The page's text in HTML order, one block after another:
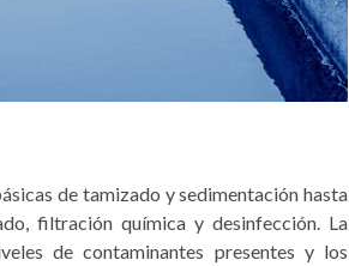
de tamizado y sedimentación hasta
filtración química y desinfección. La
de contaminantes presentes y los